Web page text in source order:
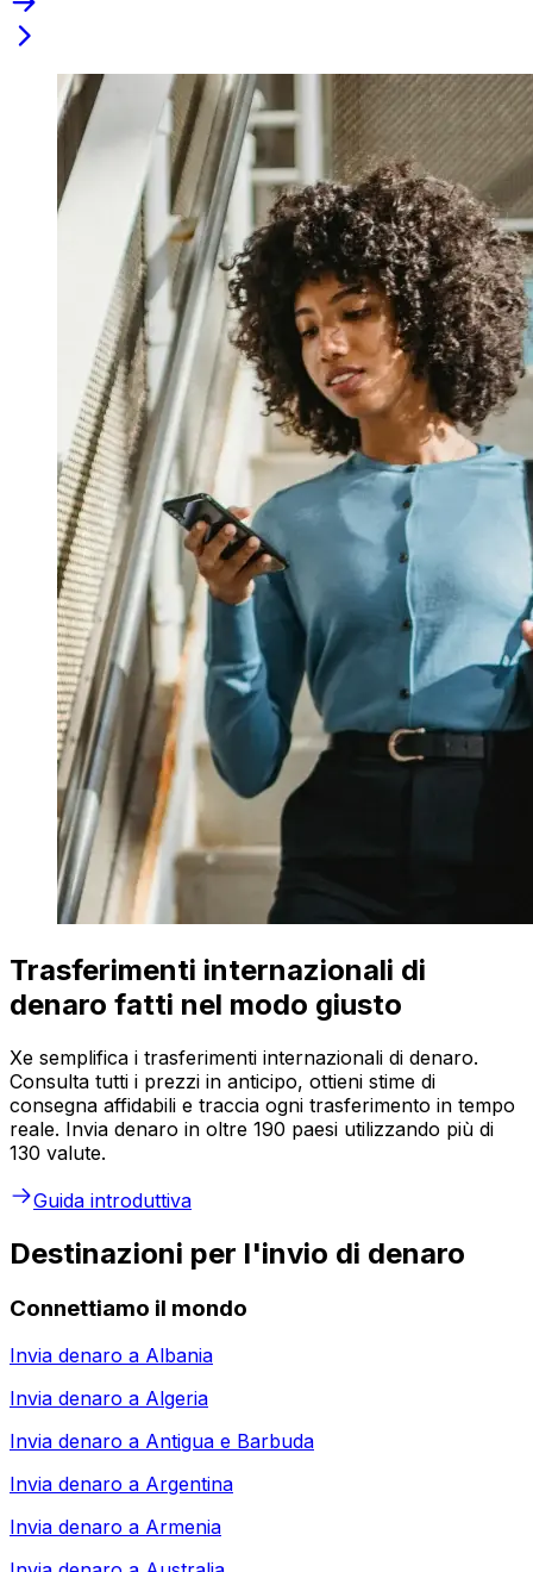
Trasferimenti internazionali di
denaro fatti nel modo giusto
Xe semplifica i trasferimenti internazionali di denaro.
Consulta tutti i prezzi in anticipo, ottieni stime di
consegna affidabili e traccia ogni trasferimento in tempo
reale. Invia denaro in oltre 190 paesi utilizzando più di
130 valute.
Guida introduttiva
Destinazioni per l'invio di denaro
Connettiamo il mondo
Invia denaro a Albania
Invia denaro a Algeria
Invia denaro a Antigua e Barbuda
Invia denaro a Argentina
Invia denaro a Armenia